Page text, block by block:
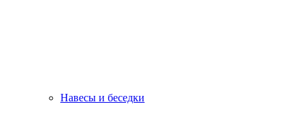
Навесы и беседки